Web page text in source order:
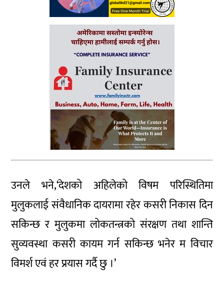
उनले भने,‘देशको अहिलेको विषम परिस्थितिमा
मुलुकलाई संवैधानिक दायरामा रहेर कसरी निकास दिन
सकिन्छ र मुलुकमा लोकतन्त्रको संरक्षण तथा शान्ति
सुव्यवस्था कसरी कायम गर्न सकिन्छ भनेर म विचार
विमर्श एवं हर प्रयास गर्दै छु ।’